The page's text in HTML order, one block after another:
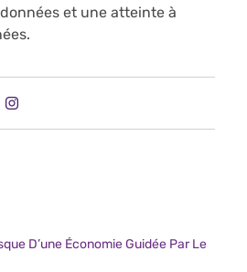
et une atteinte à
D’une Économie Guidée Par Le